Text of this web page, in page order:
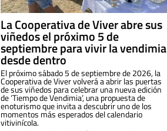
La Cooperativa de Viver abre sus
viñedos el próximo 5 de
septiembre para vivir la vendimia
desde dentro
El próximo sábado 5 de septiembre de 2026, la
Cooperativa de Viver volverá a abrir las puertas
de sus viñedos para celebrar una nueva edición
de ‘Tiempo de Vendimia’, una propuesta de
enoturismo que invita a descubrir uno de los
momentos más esperados del calendario
vitivinícola.